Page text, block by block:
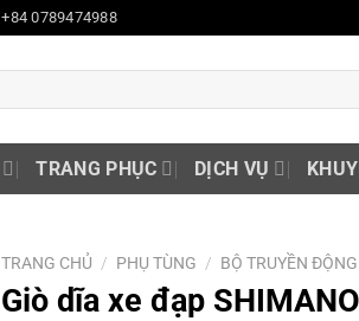
+84 0789474988
TRANG PHỤC DỊCH VỤ
TRANG CHỦ / PHỤ TÙNG / BỘ TRUYỀN ĐỘNG
Giò dĩa xe đạp